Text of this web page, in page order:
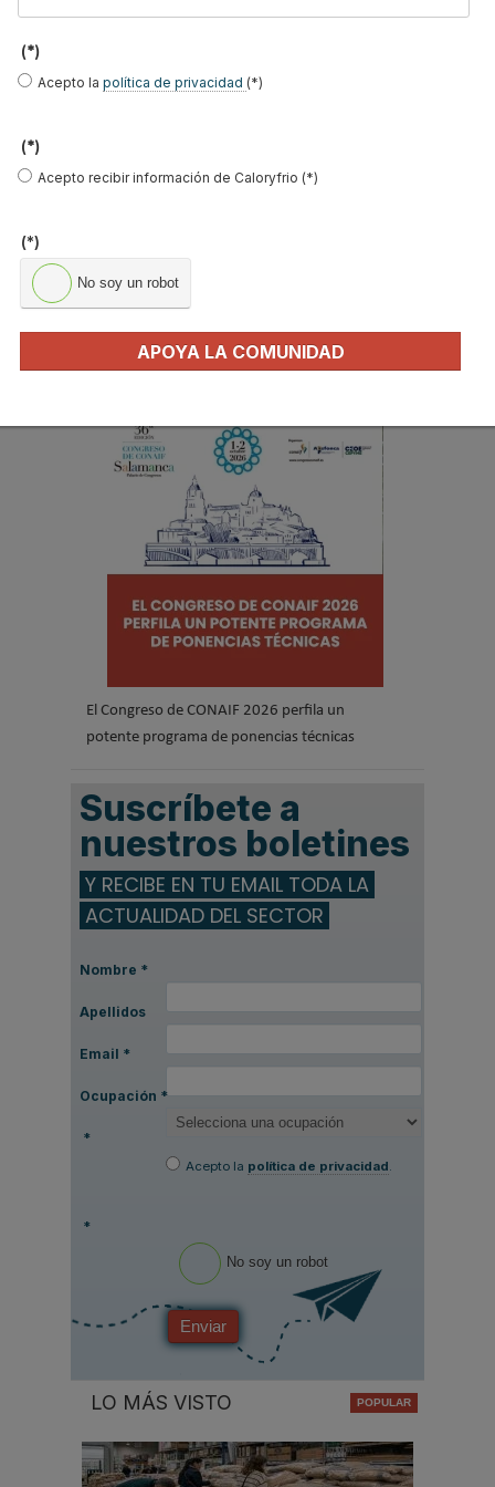
c
.
MÁS FERIAS Y CONGRESOS
Climatización y Refrigeración
Expobiomasa
Congreso Tecnofrío
El Congreso de CONAIF 2026 perfila un
potente programa de ponencias técnicas
Suscríbete a
nuestros boletines
Y RECIBE EN TU EMAIL TODA LA
ACTUALIDAD DEL SECTOR
Nombre *
Apellidos
Email *
Ocupación *
*
Acepto la política de privacidad
*
No soy un robot
Enviar
LO MÁS VISTO
(*)
Acepto la política de privacidad (*)
(*)
Acepto recibir información de Caloryfrio (*)
(*)
No soy un robot
APOYA LA COMUNIDAD